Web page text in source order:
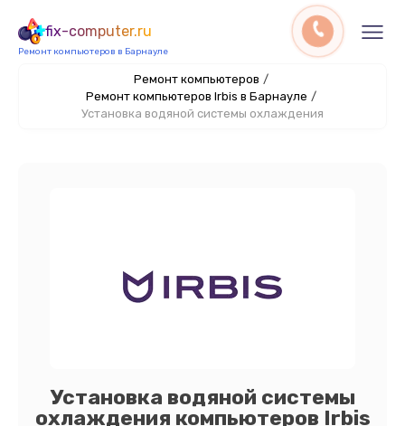
fix-computer.ru
Ремонт компьютеров в Барнауле
Ремонт компьютеров /
Ремонт компьютеров Irbis в Барнауле /
Установка водяной системы охлаждения
Установка водяной системы
охлаждения компьютеров Irbis